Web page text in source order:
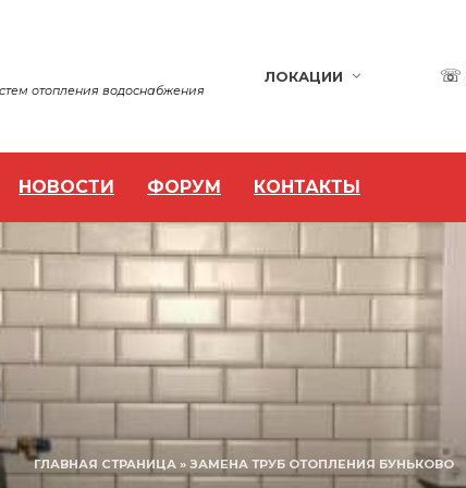
отопления водоснабжения
ЛОКАЦИИ ☏
НОВОСТИ ФОРУМ КОНТАКТЫ
ГЛАВНАЯ СТРАНИЦА » ЗАМЕНА ТРУБ ОТОПЛЕНИЯ БУНЬКОВО